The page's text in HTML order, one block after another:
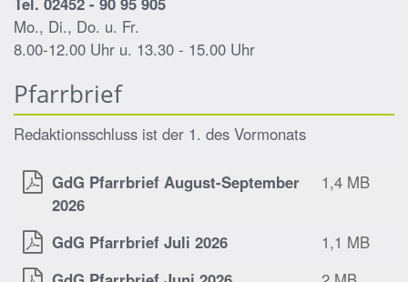
Mo., Di., Do. u. Fr.
8.00-12.00 Uhr u. 13.30 - 15.00 Uhr
Pfarrbrief
Redaktionsschluss ist der 1. des Vormonats
GdG Pfarrbrief August-September
2026
1,4 MB
GdG Pfarrbrief Juli 2026
1,1 MB